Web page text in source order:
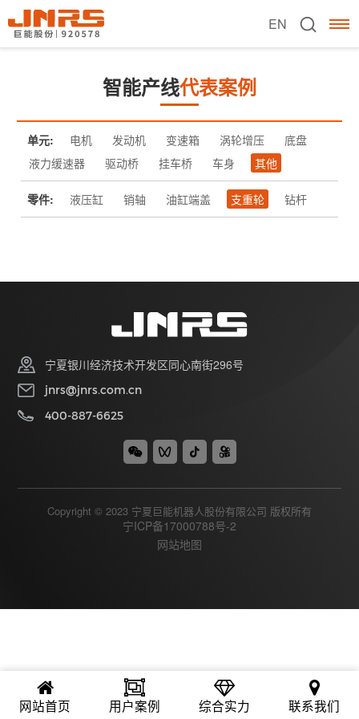
EN
智能产线代表案例
单元: 电机 发动机 变速箱 涡轮增压
底盘
液力缓速器
驱动桥 挂车桥 车身 其他
零件: 液压缸 销轴 油缸端盖 支重轮 钻杆
宁夏银川经济技术开发区同心南街296号
jnrs@jnrs.com.cn
400-887-6625
Copyright © 2023 宁夏巨能机器人股份有限公司 版权所有
宁ICP备17000788号-2
网站地图
网站首页 用户案例 综合实力 联系我们